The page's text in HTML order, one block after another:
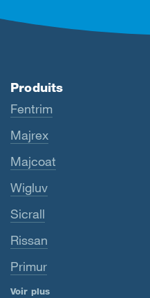
Produits
Fentrim
Majrex
Majcoat
Wigluv
Sicrall
Rissan
Primur
Voir plus